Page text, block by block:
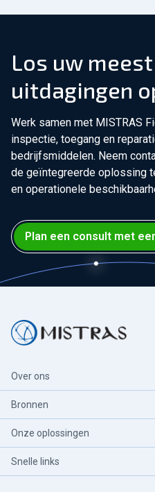
Los uw
uitdagingen
Werk samen met MISTRAS
inspectie, toegang en
bedrijfsmiddelen. Neem
de geïntegreerde oplossing
en operationele
Plan een consult met
Over ons
Bronnen
Onze oplossingen
Snelle links